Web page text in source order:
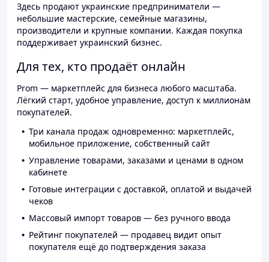
Здесь продают украинские предприниматели —
небольшие мастерские, семейные магазины,
производители и крупные компании. Каждая покупка
поддерживает украинский бизнес.
Для тех, кто продаёт онлайн
Prom — маркетплейс для бизнеса любого масштаба.
Лёгкий старт, удобное управление, доступ к миллионам
покупателей.
Три канала продаж одновременно: маркетплейс,
мобильное приложение, собственный сайт
Управление товарами, заказами и ценами в одном
кабинете
Готовые интеграции с доставкой, оплатой и выдачей
чеков
Массовый импорт товаров — без ручного ввода
Рейтинг покупателей — продавец видит опыт
покупателя ещё до подтверждения заказа